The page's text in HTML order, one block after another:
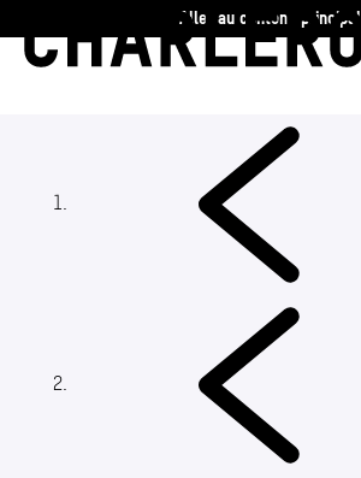
Aller au contenu principal
Charleroi
Vivre
(Section actuelle)